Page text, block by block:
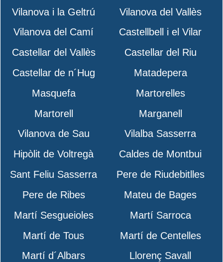
Vilanova i la Geltrú
Vilanova del Vallès
Vilanova del Camí
Castellbell i el Vilar
Castellar del Vallès
Castellar del Riu
Castellar de n´Hug
Matadepera
Masquefa
Martorelles
Martorell
Marganell
Vilanova de Sau
Vilalba Sasserra
Hipòlit de Voltregà
Caldes de Montbui
Sant Feliu Sasserra
Pere de Riudebitlles
Pere de Ribes
Mateu de Bages
Martí Sesgueioles
Martí Sarroca
Martí de Tous
Martí de Centelles
Martí d´Albars
Llorenç Savall